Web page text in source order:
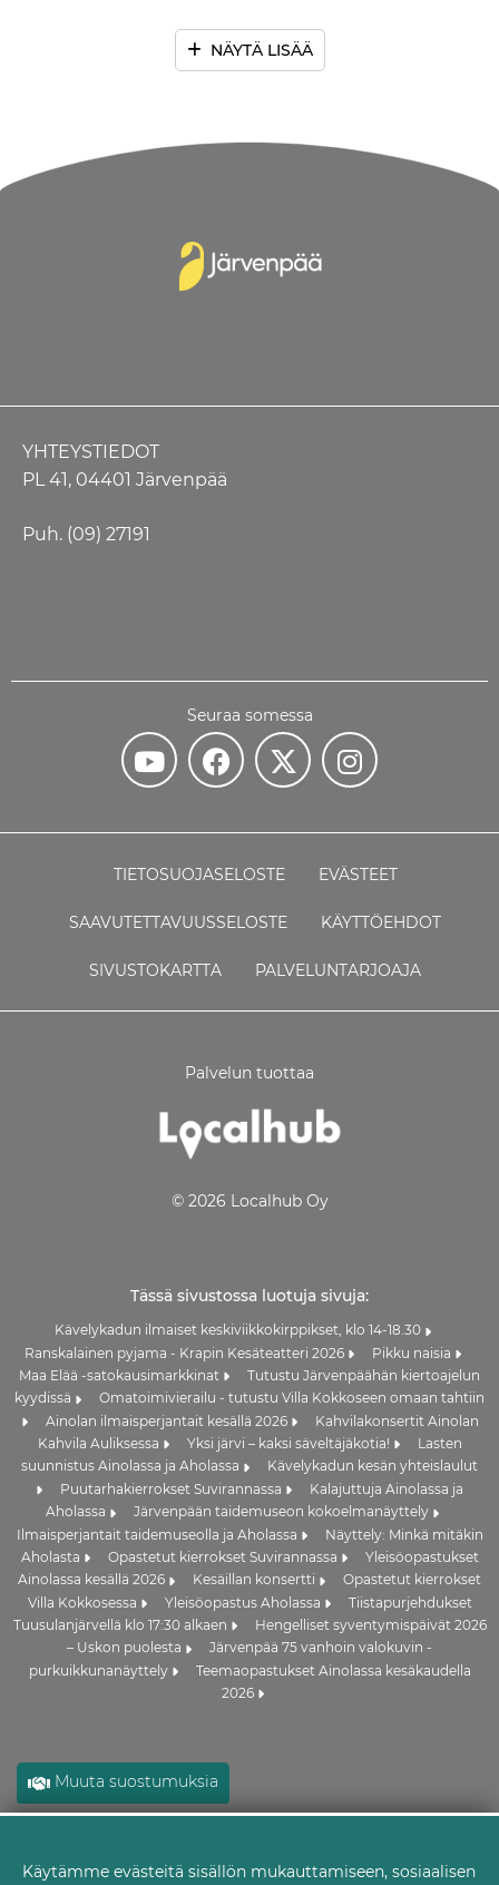
NÄYTÄ LISÄÄ
YHTEYSTIEDOT
PL 41, 04401 Järvenpää
Puh. (09) 27191
Seuraa somessa
TIETOSUOJASELOSTE EVÄSTEET
SAAVUTETTAVUUSSELOSTE KÄYTTÖEHDOT
SIVUSTOKARTTA PALVELUNTARJOAJA
Palvelun tuottaa
© 2026 Localhub Oy
Tässä sivustossa luotuja sivuja:
Kävelykadun ilmaiset keskiviikkokirppikset, klo 14-18.30
Ranskalainen pyjama - Krapin Kesäteatteri 2026
Pikku naisia
Maa Elää -satokausimarkkinat
Tutustu Järvenpäähän kiertoajelun
kyydissä
Omatoimivierailu - tutustu Villa Kokkoseen omaan tahtiin
Ainolan ilmaisperjantait kesällä 2026
Kahvilakonsertit Ainolan
Kahvila Auliksessa
Yksi järvi – kaksi säveltäjäkotia!
Lasten
suunnistus Ainolassa ja Aholassa
Kävelykadun kesän yhteislaulut
Puutarhakierrokset Suvirannassa
Kalajuttuja Ainolassa ja
Aholassa
Järvenpään taidemuseon kokoelmanäyttely
Ilmaisperjantait taidemuseolla ja Aholassa
Näyttely: Minkä mitäkin
Aholasta
Opastetut kierrokset Suvirannassa
Yleisöopastukset
Ainolassa kesällä 2026
Kesäillan konsertti
Opastetut kierrokset
Villa Kokkosessa
Yleisöopastus Aholassa
Tiistapurjehdukset
Tuusulanjärvellä klo 17:30 alkaen
Hengelliset syventymispäivät 2026
– Uskon puolesta
Järvenpää 75 vanhoin valokuvin -
purkuikkunanäyttely
Teemaopastukset Ainolassa kesäkaudella
2026
Muuta suostumuksia
Käytämme evästeitä sisällön mukauttamiseen, sosiaalisen